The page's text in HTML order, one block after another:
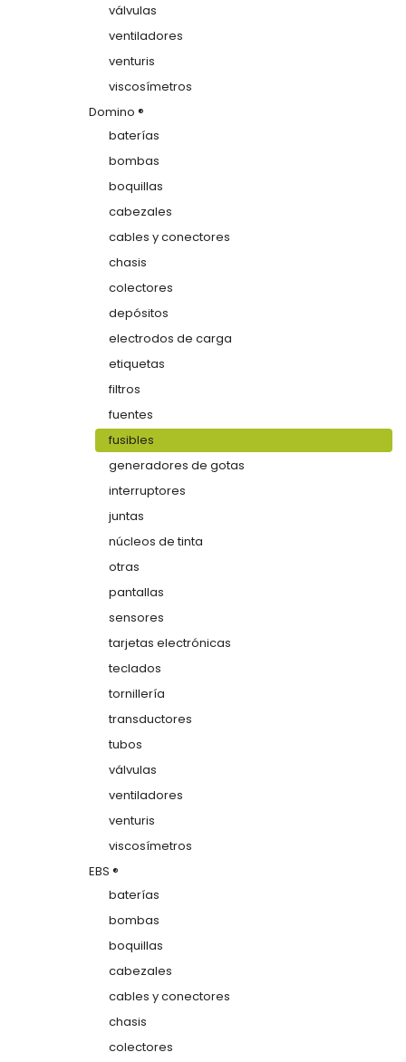
válvulas
ventiladores
venturis
viscosímetros
Domino ®
baterías
bombas
boquillas
cabezales
cables y conectores
chasis
colectores
depósitos
electrodos de carga
etiquetas
filtros
fuentes
fusibles
generadores de gotas
interruptores
juntas
núcleos de tinta
otras
pantallas
sensores
tarjetas electrónicas
teclados
tornillería
transductores
tubos
válvulas
ventiladores
venturis
viscosímetros
EBS ®
baterías
bombas
boquillas
cabezales
cables y conectores
chasis
colectores